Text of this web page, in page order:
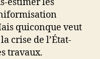
quiconque veut
crise de l’État-
travaux.